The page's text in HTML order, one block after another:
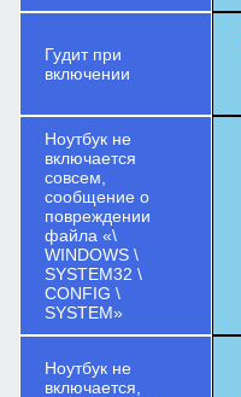
Гудит при
включении
Ноутбук не
включается
совсем,
сообщение о
повреждении
файла «\
WINDOWS \
SYSTEM32 \
CONFIG \
SYSTEM»
Ноутбук не
включается,